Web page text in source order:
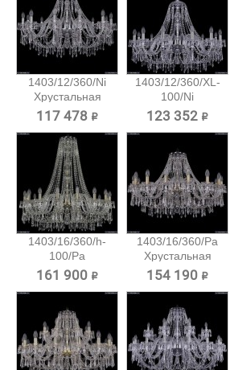
1403/12/360/Ni
Хрустальная
подвесная...
117 478 ₽
1403/12/360/XL-
100/Ni
Хрустальная...
123 352 ₽
1403/16/360/h-
100/Pa
Хрустальная...
161 900 ₽
1403/16/360/Pa
Хрустальная
подвесная...
154 190 ₽